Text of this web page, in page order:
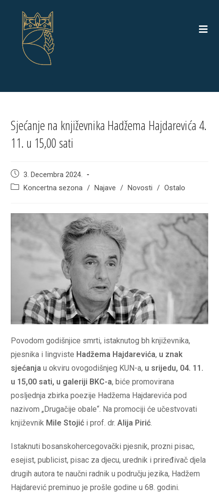
Sjećanje na književnika Hadžema Hajdarevića 4.
11. u 15,00 sati
Post
published:
3. Decembra 2024.
PostKoncertna sezona / Najave / Novosti / Ostalo
Povodom godišnjice smrti, istaknutog bh književnika,
pjesnika i lingviste Hadžema Hajdarevića, u znak
sjećanja u okviru ovogodišnjeg KUN-a, u srijedu, 04. 11.
u 15,00 sati, u galeriji BKC-a, biće promovirana
posljednja zbirka poezije Hadžema Hajdarevića pod
nazivom „Drugačije obale“. Na promociji će učestvovati
književnik Mile Stojić i prof. dr.Alija Pirić
Istaknuti bosanskohercegovački pjesnik, prozni pisac,
esejist, publicist, pisac za djecu, urednik i priređivač djela
drugih autora te naučni radnik u području jezika, Hadžem
Hajdarević preminuo je prošle godine u 68. godini.